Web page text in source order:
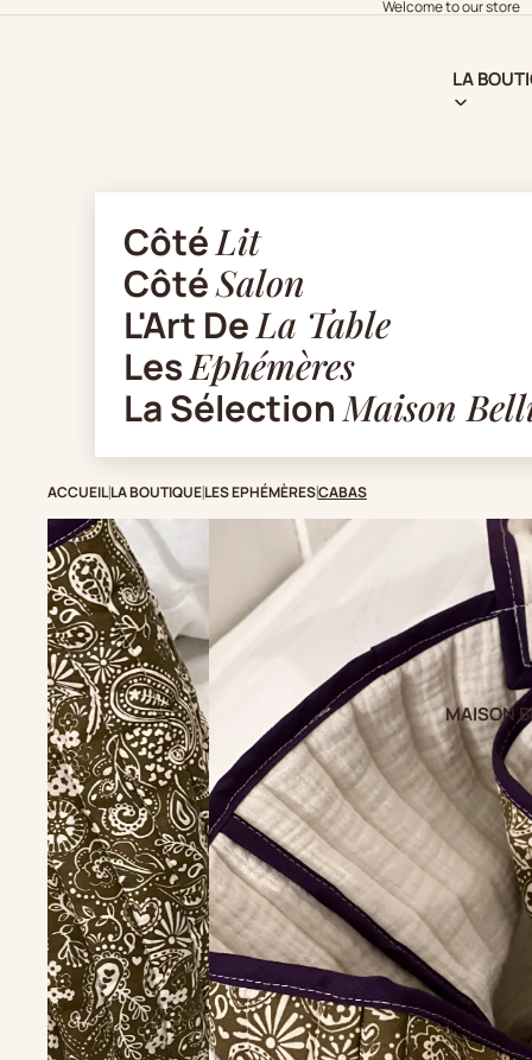
Welcome to our store
LA
CôtéLit
CôtéSalon
L'Art DeLa Table
LesEphémères
La SélectionMaison
MAISON
ACCUEIL|LA BOUTIQUE|LES EPHÉMÈRES|CABAS